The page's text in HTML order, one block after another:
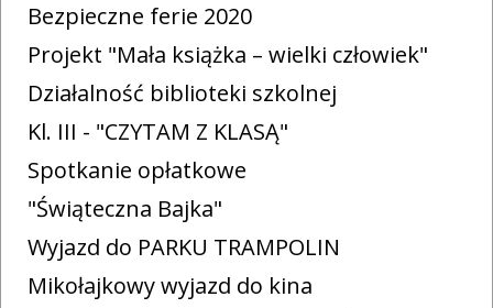
Bezpieczne ferie 2020
Projekt "Mała książka – wielki człowiek"
Działalność biblioteki szkolnej
Kl. III - "CZYTAM Z KLASĄ"
Spotkanie opłatkowe
"Świąteczna Bajka"
Wyjazd do PARKU TRAMPOLIN
Mikołajkowy wyjazd do kina